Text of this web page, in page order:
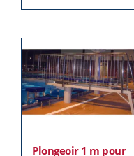
Plongeoir 1 m pour